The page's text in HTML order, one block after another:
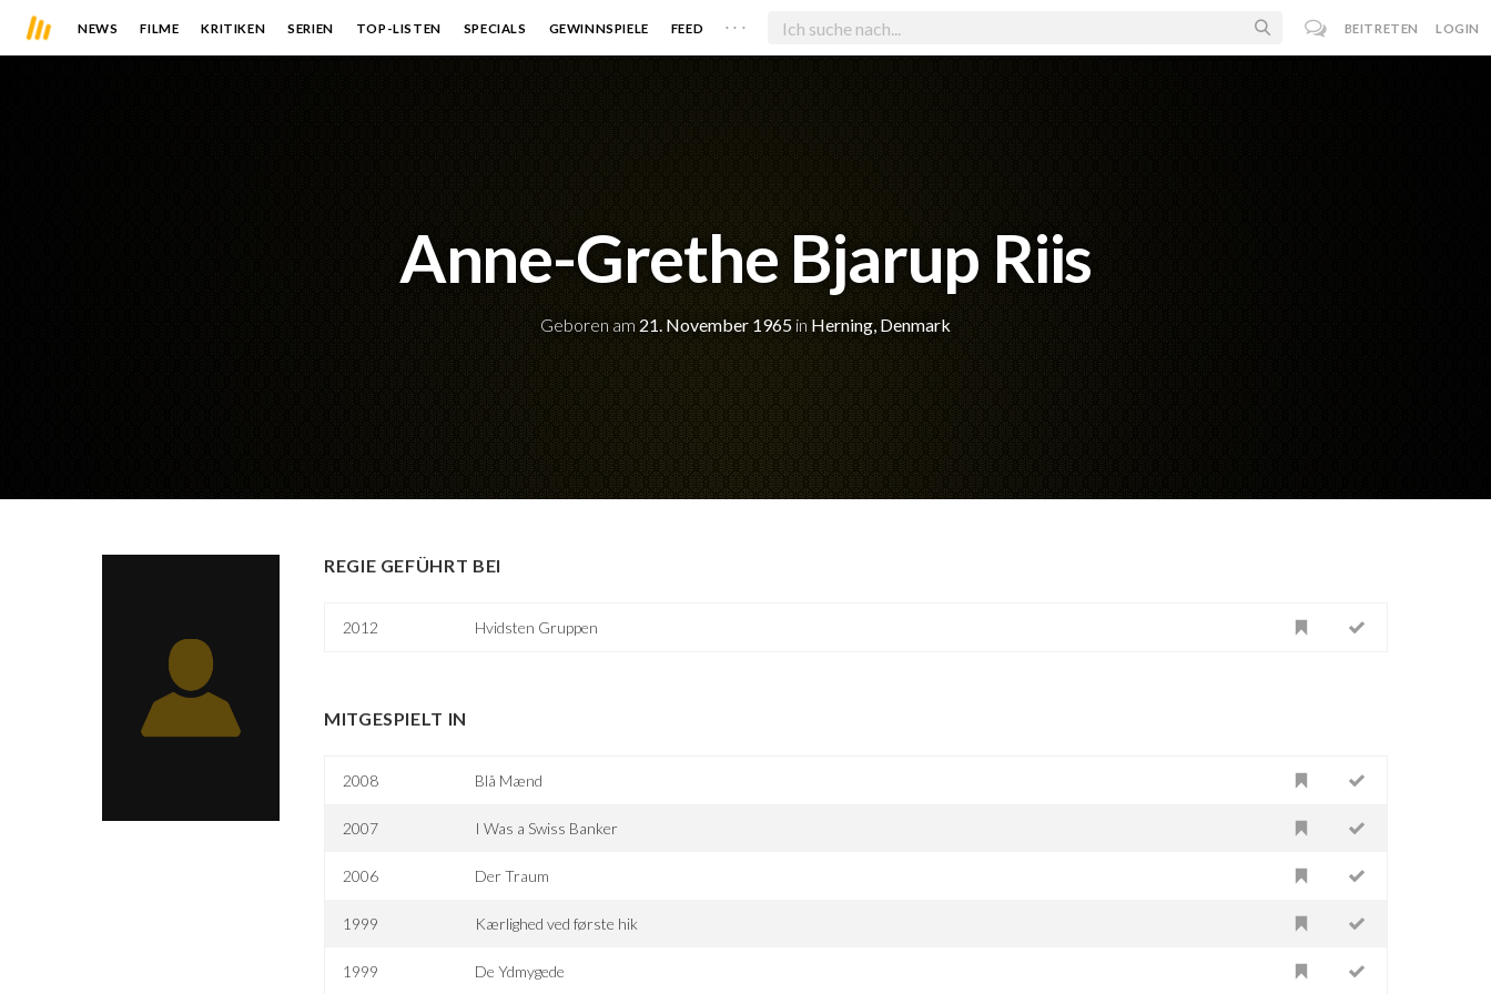
NEWS FILME KRITIKEN SERIEN TOP-LISTEN SPECIALS GEWINNSPIELE FEED . . . BEITRETEN LOGIN
Anne-Grethe Bjarup Riis
Geboren am 21. November 1965 in Herning, Denmark
REGIE GEFÜHRT BEI
2012 Hvidsten Gruppen
MITGESPIELT IN
2008 Blå Mænd
2007 I Was a Swiss Banker
2006 Der Traum
1999 Kærlighed ved første hik
1999 De Ydmygede